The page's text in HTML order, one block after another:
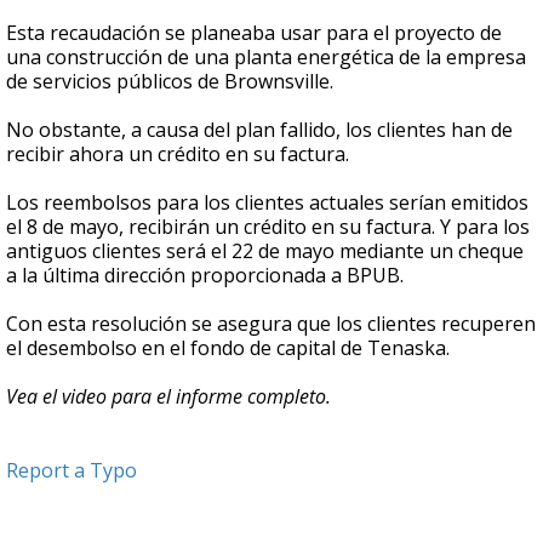
Esta recaudación se planeaba usar para el proyecto de
una construcción de una planta energética de la empresa
de servicios públicos de Brownsville.
No obstante, a causa del plan fallido, los clientes han de
recibir ahora un crédito en su factura.
Los reembolsos para los clientes actuales serían emitidos
el 8 de mayo, recibirán un crédito en su factura. Y para los
antiguos clientes será el 22 de mayo mediante un cheque
a la última dirección proporcionada a BPUB.
Con esta resolución se asegura que los clientes recuperen
el desembolso en el fondo de capital de Tenaska.
Vea el video para el informe completo.
Report a Typo